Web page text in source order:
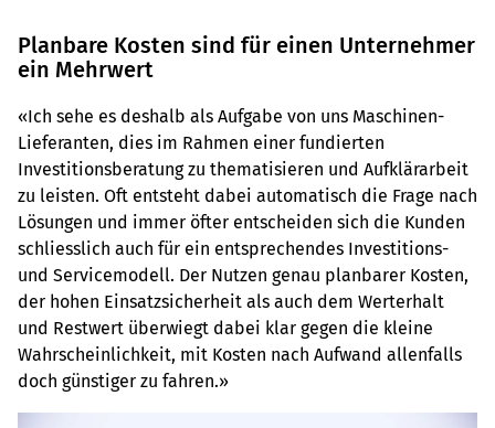
Planbare Kosten sind für einen Unternehmer
ein Mehrwert
«Ich sehe es deshalb als Aufgabe von uns Maschinen-
Lieferanten, dies im Rahmen einer fundierten
Investitionsberatung zu thematisieren und Aufklärarbeit
zu leisten. Oft entsteht dabei automatisch die Frage nach
Lösungen und immer öfter entscheiden sich die Kunden
schliesslich auch für ein entsprechendes Investitions-
und Servicemodell. Der Nutzen genau planbarer Kosten,
der hohen Einsatzsicherheit als auch dem Werterhalt
und Restwert überwiegt dabei klar gegen die kleine
Wahrscheinlichkeit, mit Kosten nach Aufwand allenfalls
doch günstiger zu fahren.»